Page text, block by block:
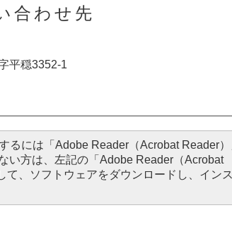
合わせ先
平穏3352-1
るには「Adobe Reader（Acrobat Reader
い方は、左記の「Adobe Reader（Acrobat
、ソフトウェアをダウンロードし、イン